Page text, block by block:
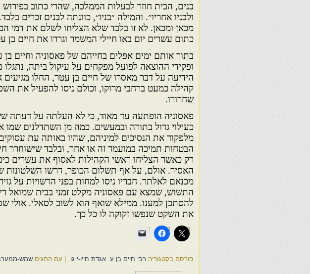
בנים, הבית חוזר לבעלות הממלכה, שהרי כתוב
ולבניו אחריו״. והמילה ״בניו״, כוונתה לבנים זכרים
מכאן ומכאן. לא זו בלבד שלא הצליחו לשלם את דמי
כתום עשרים יום באו חיילי המשמר וגררו את חיים בן
בתוך אותם ימים אפלים בחייהם של פאסוניה וחיים
ופקידי ההוצאה לפועל מפקחים על עיקול ביתה,
הידיעה על דבר מאסרו של חיים בן עטר, החלו מגיעים
קהילה כמעט ברחבי מרוקו, וכולם ניסו להפעיל את
שחרורו.
פאסוניה הופתעה עד מאוד, כי לא העלתה על דעתה
כעילוי גדול בתורה ובמעשים. כמה מן השתדלנים
מלפקוד את הנסיכים למיניהם, שהיו באותה עת
הבטחות תמיכה במועמד זה או אחר, ובלבד שישוחרר
רק כאשר הצליחו ראשי הקהילות לאסוף את עשרים
האסיר. אולם, על אף תשלום הכופר, דרשו השלטונות
מכנאם לאלתר. חבריו ניסו למחות בפני הרשויות על
התשוש, שמצא עם פאסוניה מקלט זמני בבית שמואל
להסתכן למענו. ממילא שואף הוא לשוב לסאלי. אולי
את השקט שנפשו זקוקה לו כל כך.
פורסם בקטגוריה רבי חיים בן ע. אגדת חייו-י.גו. עם התגים שמש-